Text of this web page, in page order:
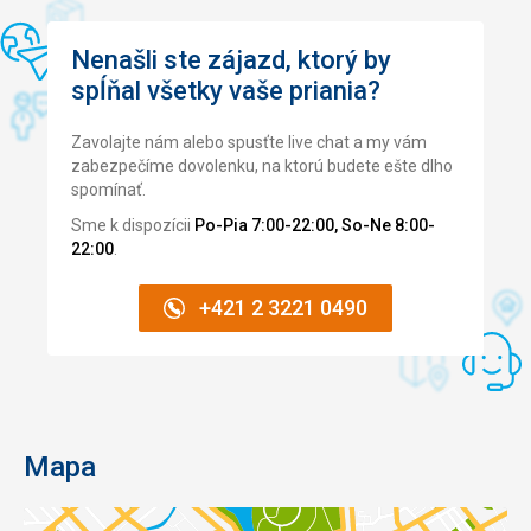
Nenašli ste zájazd, ktorý by
spĺňal všetky vaše priania?
Zavolajte nám alebo spusťte live chat a my vám
zabezpečíme dovolenku, na ktorú budete ešte dlho
spomínať.
Sme k dispozícii Po-Pia 7:00-22:00, So-Ne 8:00-
22:00
+421 2 3221 0490
Mapa